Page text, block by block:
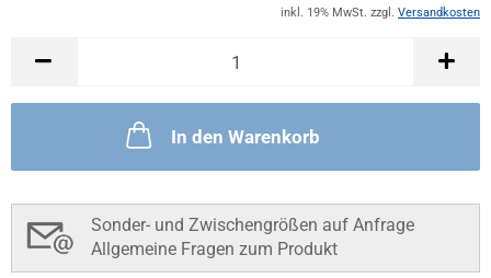
inkl. 19% MwSt. zzgl. Versandkosten
In den Warenkorb
Sonder- und Zwischengrößen auf Anfrage
Allgemeine Fragen zum Produkt